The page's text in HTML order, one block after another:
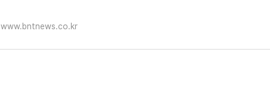
www.bntnews.co.kr